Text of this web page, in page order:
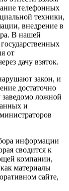
телефонных
техники,
внедрение в
В нашей
от
дачу взяток.
закон, и
достаточно
заведомо ложной
и
информации
сводится к
компании,
материалы
сайте,